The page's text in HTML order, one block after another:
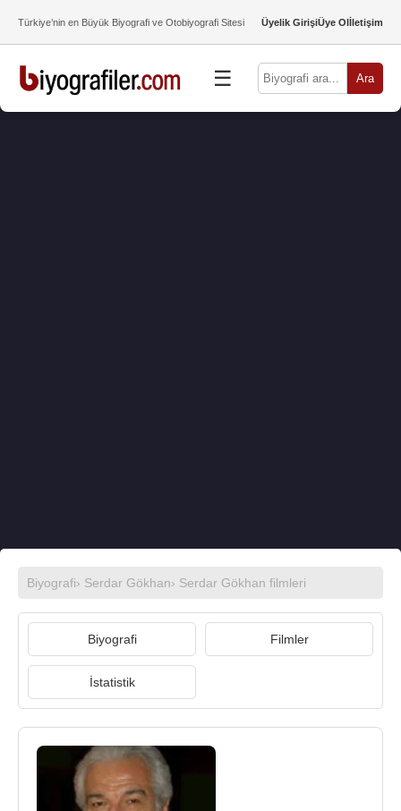
Türkiye’nin en Büyük Biyografi ve Otobiyografi Sitesi Üyelik GirişiÜye Olİletişim
☰ Ara
Biyografi› Serdar Gökhan› Serdar Gökhan filmleri
Biyografi Filmler
İstatistik